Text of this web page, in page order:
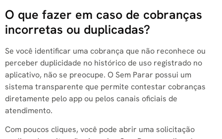
O que fazer em caso de cobranças
incorretas ou duplicadas?
Se você identificar uma cobrança que não reconhece ou
perceber duplicidade no histórico de uso registrado no
aplicativo, não se preocupe. O Sem Parar possui um
sistema transparente que permite contestar cobranças
diretamente pelo app ou pelos canais oficiais de
atendimento.
Com poucos cliques, você pode abrir uma solicitação